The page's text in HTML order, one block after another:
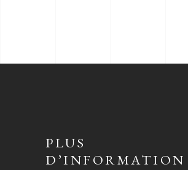
PLUS
D’INFORMATION